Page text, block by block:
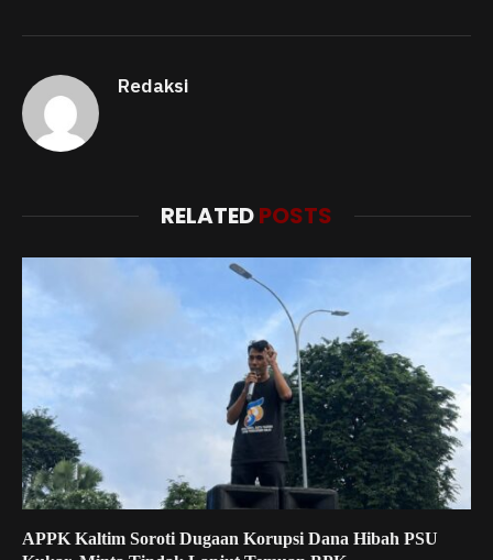
Redaksi
RELATEDPOSTS
APPK Kaltim Soroti Dugaan Korupsi Dana Hibah PSU